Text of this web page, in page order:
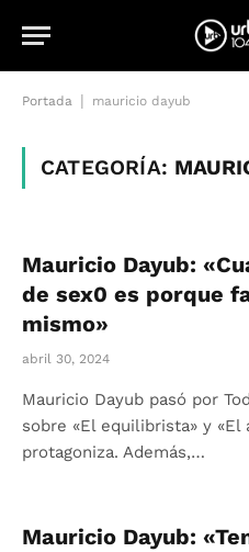
Portada mauricio dayub
CATEGORÍA:
Mauricio Dayub:
de sex0 es porque
mismo»
abril 30, 2024
Mauricio Dayub pasó por
sobre «El equilibrista» y «El
protagoniza. Además,…
Mauricio Dayub: